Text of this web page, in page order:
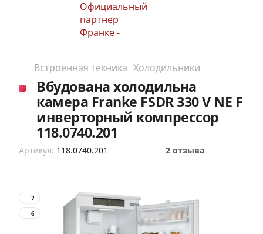
Встроенная техника Холодильники
Вбудована холодильна
камера Franke FSDR 330 V NE F
инверторный компрессор
118.0740.201
Артикул: 118.0740.201 2 отзыва
7
6